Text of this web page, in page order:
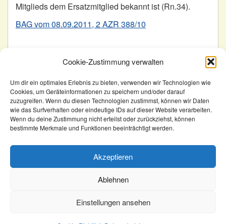
Cookie-Zustimmung verwalten
Um dir ein optimales Erlebnis zu bieten, verwenden wir Technologien wie
Cookies, um Geräteinformationen zu speichern und/oder darauf
zuzugreifen. Wenn du diesen Technologien zustimmst, können wir Daten
wie das Surfverhalten oder eindeutige IDs auf dieser Website verarbeiten.
Wenn du deine Zustimmung nicht erteilst oder zurückziehst, können
bestimmte Merkmale und Funktionen beeinträchtigt werden.
Akzeptieren
Ablehnen
Einstellungen ansehen
Mitglieds dem Ersatzmitglied bekannt ist (Rn.34).
BAG vom 08.09.2011, 2 AZR 388/10
Beitragsnavigation
Mandat wahrnehmen trotz
Urlaub?
Kündigung – Beteiligung der
Schwerbehindertenvertretung
KomSem BAG: Mandat wahrnehmen trotz Urlaub
Impressum
Rechtliches AGB